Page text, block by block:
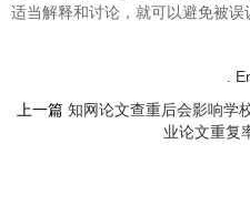
适当解释和讨论，就可以避免被误
.
上一篇 知网论文查重后会影响学
业论文重复